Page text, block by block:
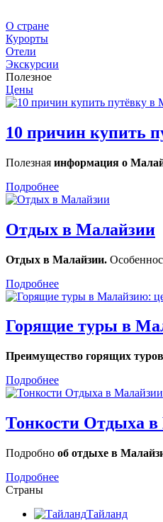
О стране
Курорты
Отели
Экскурсии
Полезное
Цены
10 причин купить
Полезная информация о
Подробнее
Отдых в Малайзии
Отдых в Малайзии.
Подробнее
Горящие туры в
Преимущество горящих
Подробнее
Тонкости Отдыха
Подробно об отдыхе в
Подробнее
Страны
Тайланд